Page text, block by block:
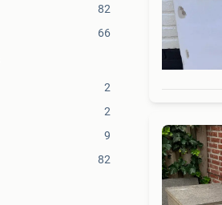
82
66
2
2
9
82